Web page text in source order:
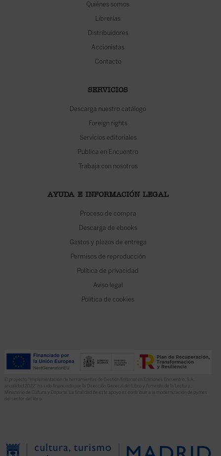
Quiénes somos
Librerías
Distribuidores
Accionistas
Contacto
SERVICIOS
Descarga nuestro catálogo
Foreign rights
Servicios editoriales
Publica en Encuentro
Trabaja con nosotros
AYUDA E INFORMACIÓN LEGAL
Proceso de compra
Descarga de ebooks
Gastos y plazos de entrega
Permisos de reproducción
Política de privacidad
Aviso legal
Política de cookies
El proyecto “Implementación de herramientas de Gestión Editorial en Ediciones Encuentro, S.A.
anualidad 2022” ha sido financiado por la Dirección General del Libro y Fomento de la Lectura,
Ministerio de Cultura y Deporte. La finalidad de este apoyo es contribuir a la modernización de pymes
del sector del libro.